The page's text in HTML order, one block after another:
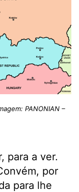
PANONIAN –
para a ver.
por
para lhe